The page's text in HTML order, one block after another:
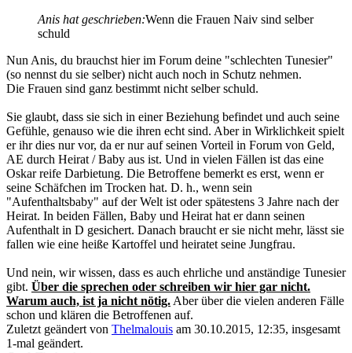
Anis hat geschrieben:Wenn die Frauen Naiv sind selber
schuld
Nun Anis, du brauchst hier im Forum deine "schlechten Tunesier"
(so nennst du sie selber) nicht auch noch in Schutz nehmen.
Die Frauen sind ganz bestimmt nicht selber schuld.
Sie glaubt, dass sie sich in einer Beziehung befindet und auch seine
Gefühle, genauso wie die ihren echt sind. Aber in Wirklichkeit spielt
er ihr dies nur vor, da er nur auf seinen Vorteil in Forum von Geld,
AE durch Heirat / Baby aus ist. Und in vielen Fällen ist das eine
Oskar reife Darbietung. Die Betroffene bemerkt es erst, wenn er
seine Schäfchen im Trocken hat. D. h., wenn sein
"Aufenthaltsbaby" auf der Welt ist oder spätestens 3 Jahre nach der
Heirat. In beiden Fällen, Baby und Heirat hat er dann seinen
Aufenthalt in D gesichert. Danach braucht er sie nicht mehr, lässt sie
fallen wie eine heiße Kartoffel und heiratet seine Jungfrau.
Und nein, wir wissen, dass es auch ehrliche und anständige Tunesier
gibt. Über die sprechen oder schreiben wir hier gar nicht.
Warum auch, ist ja nicht nötig. Aber über die vielen anderen Fälle
schon und klären die Betroffenen auf.
Zuletzt geändert von Thelmalouis am 30.10.2015, 12:35, insgesamt
1-mal geändert.